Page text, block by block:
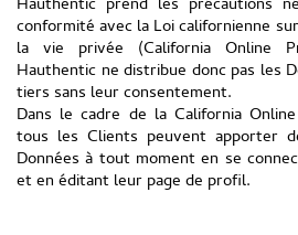
Hauthentic prend les précautions
conformité avec la Loi californienne
la vie privée (California Online
Hauthentic ne distribue donc pas les
tiers sans leur consentement.
Dans le cadre de la California
tous les Clients peuvent apporter
Données à tout moment en se
et en éditant leur page de profil.